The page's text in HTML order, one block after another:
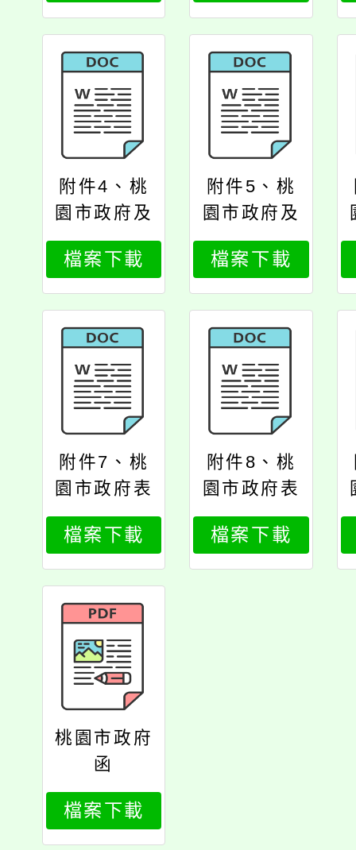
員出國案件
處理要點
員出國案件
處理要點第
5、6、7點
修正對照表
附件4、桃
園市政府及
所屬各機關
學校公務人
員獎懲案件
處理要點
檔案下載
附件5、桃
園市政府及
所屬各機關
學校公務人
員獎懲案件
處理要點第
4點修正對
照表
檔案下載
附件7、桃
園市政府表
揚傑出女性
公務員實施
要點
檔案下載
附件8、桃
園市政府表
揚傑出女性
公務員實施
要點第7點
檔案下載
桃園市政府
函
檔案下載